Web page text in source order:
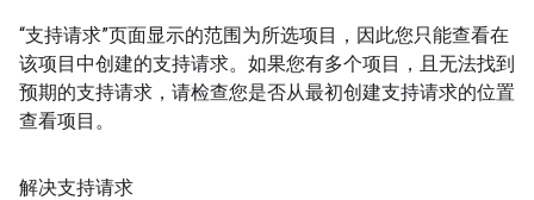
“支持请求”页面显示的范围为所选项目，因此您只能查看在
该项目中创建的支持请求。如果您有多个项目，且无法找到
预期的支持请求，请检查您是否从最初创建支持请求的位置
查看项目。
解决支持请求